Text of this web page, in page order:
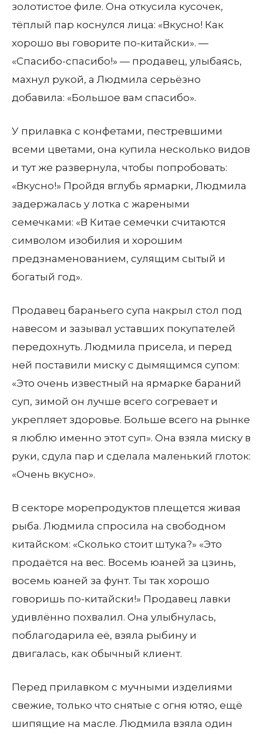
золотистое филе. Она откусила кусочек,
тёплый пар коснулся лица: «Вкусно! Как
хорошо вы говорите по-китайски». —
«Спасибо-спасибо!» — продавец, улыбаясь,
махнул рукой, а Людмила серьёзно
добавила: «Большое вам спасибо».
У прилавка с конфетами, пестревшими
всеми цветами, она купила несколько видов
и тут же развернула, чтобы попробовать:
«Вкусно!» Пройдя вглубь ярмарки, Людмила
задержалась у лотка с жареными
семечками: «В Китае семечки считаются
символом изобилия и хорошим
предзнаменованием, сулящим сытый и
богатый год».
Продавец бараньего супа накрыл стол под
навесом и зазывал уставших покупателей
передохнуть. Людмила присела, и перед
ней поставили миску с дымящимся супом:
«Это очень известный на ярмарке бараний
суп, зимой он лучше всего согревает и
укрепляет здоровье. Больше всего на рынке
я люблю именно этот суп». Она взяла миску в
руки, сдула пар и сделала маленький глоток:
«Очень вкусно».
В секторе морепродуктов плещется живая
рыба. Людмила спросила на свободном
китайском: «Сколько стоит штука?» «Это
продаётся на вес. Восемь юаней за цзинь,
восемь юаней за фунт. Ты так хорошо
говоришь по-китайски!» Продавец лавки
удивлённо похвалил. Она улыбнулась,
поблагодарила её, взяла рыбину и
двигалась, как обычный клиент.
Перед прилавком с мучными изделиями
свежие, только что снятые с огня ютяо, ещё
шипящие на масле. Людмила взяла один